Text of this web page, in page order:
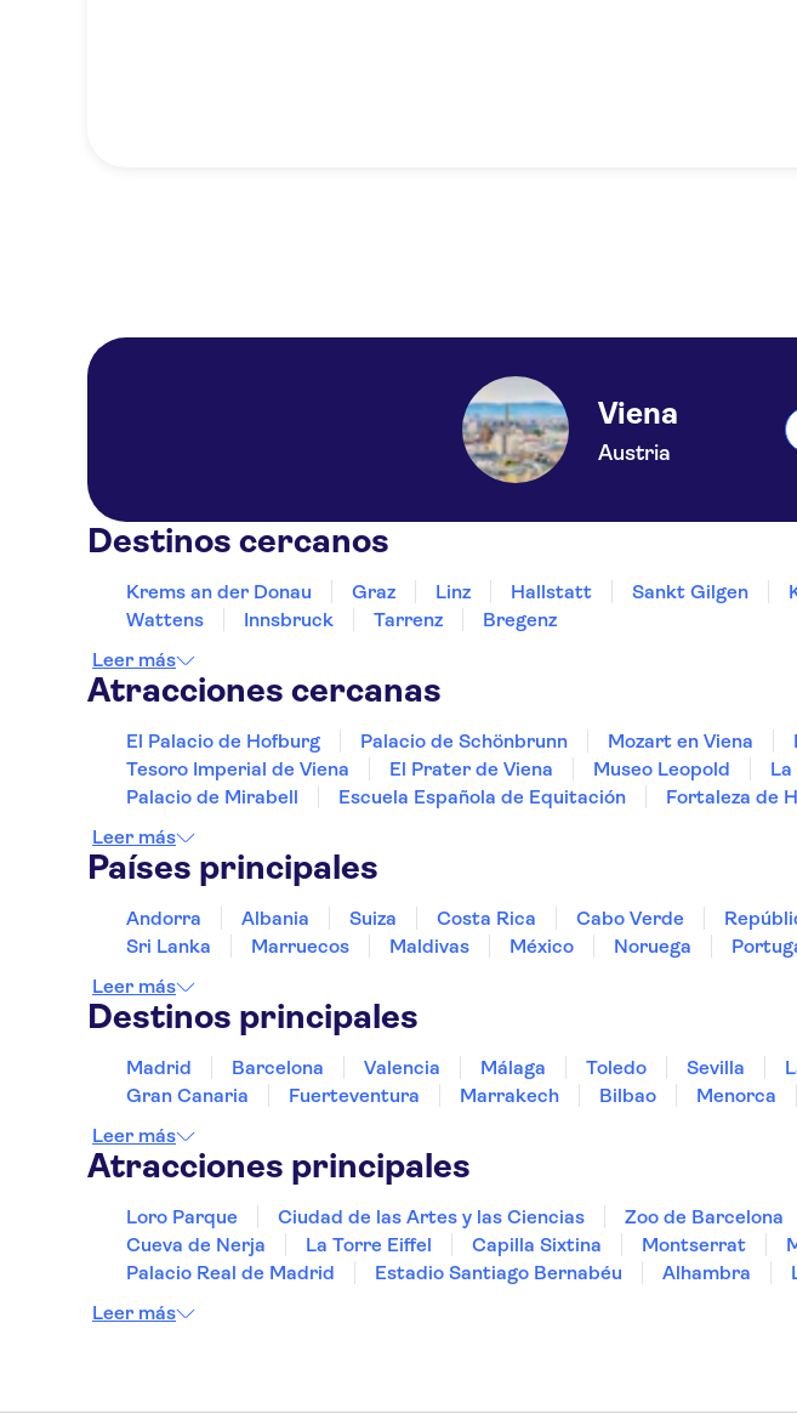
Viena
Austria
Destinos cercanos
Krems an der Donau Graz Linz Hallstatt Sankt Gilgen
Wattens
Innsbruck Tarrenz
Bregenz
Leer más
Atracciones cercanas
El Palacio de Hofburg Palacio de Schönbrunn Mozart en Viena
Tesoro Imperial de Viena
El Prater de Viena Museo Leopold
Palacio de Mirabell
Escuela Española de Equitación Fortaleza de
Leer más
Países principales
Andorra Albania Suiza Costa Rica Cabo Verde
Sri Lanka
Marruecos Maldivas México Noruega
Leer más
Destinos principales
Madrid Barcelona Valencia Málaga Toledo Sevilla
Gran Canaria
Fuerteventura Marrakech Bilbao Menorca
Leer más
Atracciones principales
Loro Parque Ciudad de las Artes y las Ciencias Zoo de Barcelona
Cueva de Nerja
La Torre Eiffel Capilla Sixtina Montserrat
Palacio Real de Madrid
Estadio Santiago Bernabéu Alhambra
Leer más